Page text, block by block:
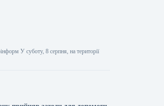
У суботу, 8 серпня, на території